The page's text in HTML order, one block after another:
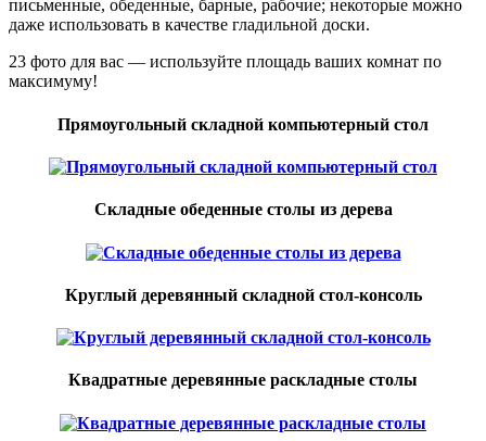
письменные, обеденные, барные, рабочие; некоторые можно
даже использовать в качестве гладильной доски.
23 фото для вас — используйте площадь ваших комнат по
максимуму!
Прямоугольный складной компьютерный стол
Складные обеденные столы из дерева
Круглый деревянный складной стол-консоль
Квадратные деревянные раскладные столы